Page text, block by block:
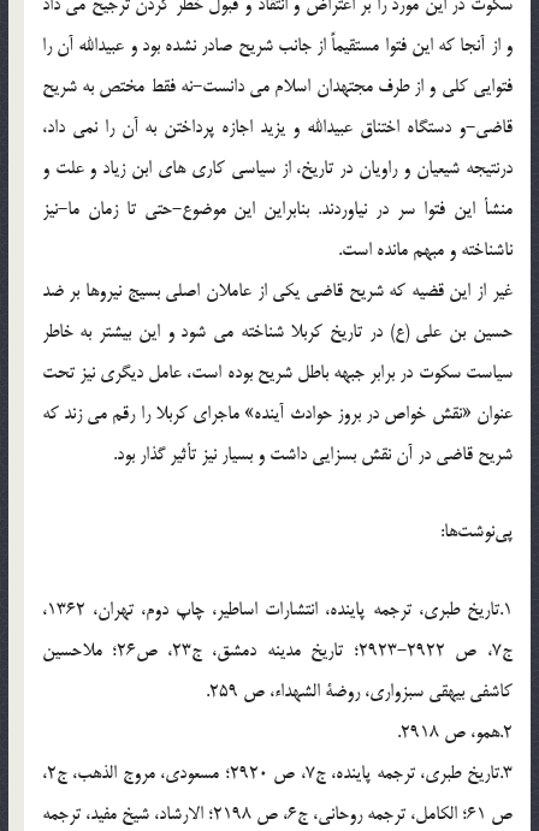
و از آنجا که این فتوا مستقیماً از جانب شریح صادر نشده بود و عبیدالله آن را
فتوایی کلی و از طرف مجتهدان اسلام می دانست-نه فقط مختص به شریح
قاضی-و دستگاه اختناق عبیدالله و یزید اجازه پرداختن به آن را نمی داد،
درنتیجه شیعیان و راویان در تاریخ، از سیاسی کاری های ابن زیاد و علت و
منشأ این فتوا سر در نیاوردند. بنابراین این موضوع-حتی تا زمان ما-نیز
ناشناخته و مبهم مانده است.
غیر از این قضیه که شریح قاضی یکی از عاملان اصلی بسیج نیروها بر ضد
حسین بن علی (ع) در تاریخ کربلا شناخته می شود و این بیشتر به خاطر
سیاست سکوت در برابر جبهه باطل شریح بوده است، عامل دیگری نیز تحت
عنوان «نقش خواص در بروز حوادث آینده» ماجرای کربلا را رقم می زند که
شریح قاضی در آن نقش بسزایی داشت و بسیار نیز تأثیر گذار بود.
پی‌نوشت‌ها:
1.تاریخ طبری، ترجمه پاینده، انتشارات اساطیر، چاپ دوم، تهران، 1362،
ج7، ص 2922-2923؛ تاریخ مدینه دمشق، ج23، ص26؛ ملاحسین
کاشفی بیهقی سبزواری، روضة الشهداء، ص 259.
2.همو، ص 2918.
3.تاریخ طبری، ترجمه پاینده، ج7، ص 2920؛ مسعودی، مروج الذهب، ج2،
ص 61؛ الکامل، ترجمه روحانی، ج6، ص 2198؛ الارشاد، شیخ مفید، ترجمه